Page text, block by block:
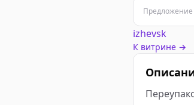
izhevsk
К витрине →